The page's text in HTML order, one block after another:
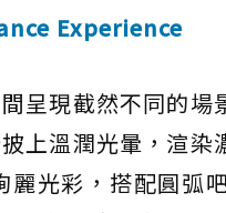
Experience
呈現截然不同的場
上溫潤光暈，渲染
光彩，搭配圓弧